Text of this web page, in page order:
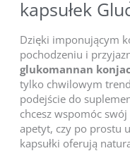
kapsułek
Dzięki imponującym
pochodzeniu i
glukomannan
tylko chwilowym
podejście do
chcesz wspomóc
apetyt, czy po prostu
kapsułki oferują